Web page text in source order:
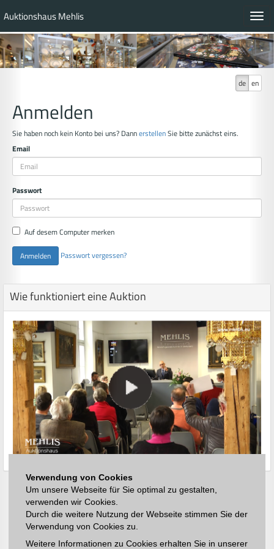
Verwendung von Cookies
Um unsere Webseite für Sie optimal zu gestalten,
verwenden wir Cookies.
Durch die weitere Nutzung der Webseite stimmen Sie der
Verwendung von Cookies zu.
Weitere Informationen zu Cookies erhalten Sie in unserer
Auktionshaus Mehlis
de en
Anmelden
Sie haben noch kein Konto bei uns? DannerstellenSie bitte zunächst eins.
Email
Passwort
Auf desem Computer merken
Anmelden Passwort vergessen?
Wie funktioniert eine Auktion